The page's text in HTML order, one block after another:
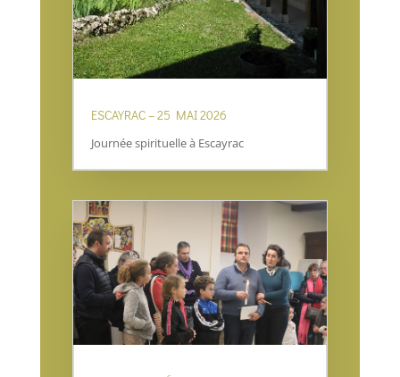
ESCAYRAC – 25 MAI 2026
Journée spirituelle à Escayrac